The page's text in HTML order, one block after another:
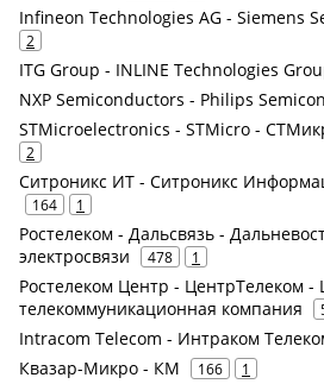
Infineon Technologies AG - Siemens
2
ITG Group - INLINE Technologies
NXP Semiconductors - Philips
STMicroelectronics - STMicro -
2
Ситроникс ИТ - Ситроникс
164 1
Ростелеком - Дальсвязь -
электросвязи
478 1
Ростелеком Центр - ЦентрТелеком -
телекоммуникационная компания
Intracom Telecom - Интраком
Квазар-Микро - КМ 166 1